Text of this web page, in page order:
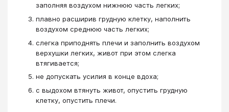
заполняя воздухом нижнюю часть легких;
плавно расширив грудную клетку, наполнить
воздухом среднюю часть легких;
слегка приподнять плечи и заполнить воздухом
верхушки легких, живот при этом слегка
втягивается;
не допускать усилия в конце вдоха;
с выдохом втянуть живот, опустить грудную
клетку, опустить плечи.